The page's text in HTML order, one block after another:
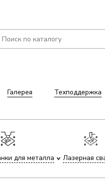
Галерея Техподдержка
для металла Лазерная